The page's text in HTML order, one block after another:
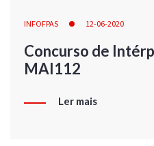
INFOFPAS 12-06-2020
Concurso de
MAI112
Ler mais